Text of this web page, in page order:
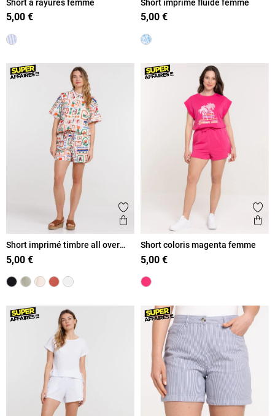
Short à rayures femme
5,00 €
Short imprimé fluide femme
5,00 €
Ajouter aux favoris
Aperçu rapide
Short imprimé timbre all over
femme
5,00 €
Short coloris magenta femme
5,00 €